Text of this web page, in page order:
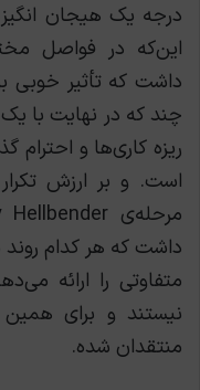
درجه یک هیجان
این‌که در فواصل
داشت که تأثیر خوبی
چند که در نهایت با
ریزه کاری‌ها و
است. و بر ارزش
داشت که هر کدام
متفاوتی را ارائه
نیستند و برای
منتقدان شده.